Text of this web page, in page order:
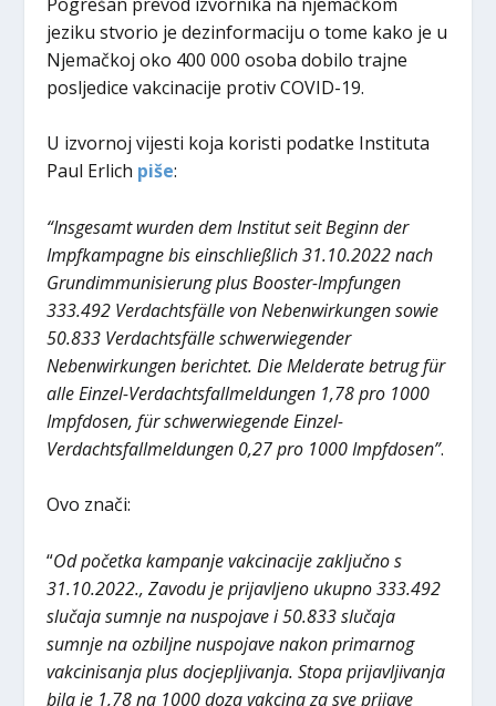
jeziku stvorio je dezinformaciju o tome kako je u
Njemačkoj oko 400 000 osoba dobilo trajne
posljedice vakcinacije protiv COVID-19.
U izvornoj vijesti koja koristi podatke Instituta
Paul Erlich piše:
“Insgesamt wurden dem Institut seit Beginn der
Impfkampagne bis einschließlich 31.10.2022 nach
Grundimmunisierung plus Booster-Impfungen
333.492 Verdachtsfälle von Nebenwirkungen sowie
50.833 Verdachtsfälle schwerwiegender
Nebenwirkungen berichtet. Die Melderate betrug für
alle Einzel-Verdachtsfallmeldungen 1,78 pro 1000
Impfdosen, für schwerwiegende Einzel-
Verdachtsfallmeldungen 0,27 pro 1000 Impfdosen”.
Ovo znači:
“Od početka kampanje vakcinacije zaključno s
31.10.2022., Zavodu je prijavljeno ukupno 333.492
slučaja sumnje na nuspojave i 50.833 slučaja
sumnje na ozbiljne nuspojave nakon primarnog
vakcinisanja plus docjepljivanja. Stopa prijavljivanja
bila je 1,78 na 1000 doza vakcina za sve prijave